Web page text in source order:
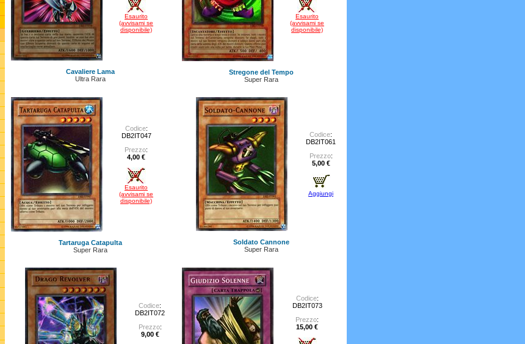
Esaurito
(avvisami se
disponibile)
Cavaliere Lama
Ultra Rara
Esaurito
(avvisami se
disponibile)
Stregone del Tempo
Super Rara
Codice:
DB2IT047
Prezzo:
4,00 €
Esaurito
(avvisami se
disponibile)
Tartaruga Catapulta
Super Rara
Codice:
DB2IT061
Prezzo:
5,00 €
Aggiungi
Soldato Cannone
Super Rara
Codice:
DB2IT072
Prezzo:
9,00 €
Codice:
DB2IT073
Prezzo:
15,00 €